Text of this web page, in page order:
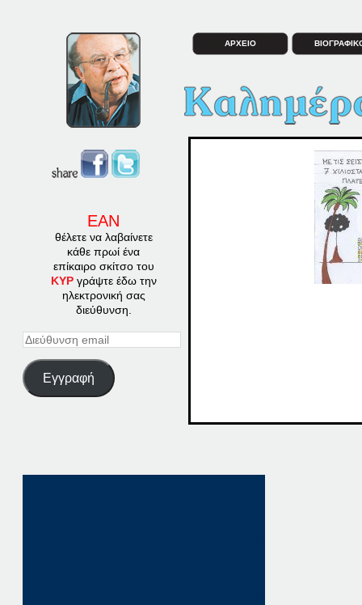
ΕΑΝ
θέλετε να λαβαίνετε
κάθε πρωί ένα
επίκαιρο σκίτσο του
ΚΥΡγράψτε έδω την
ηλεκτρονική σας
διεύθυνση.
Διεύθυνση
Εγγραφή
ΑΡΧΕΙΟ